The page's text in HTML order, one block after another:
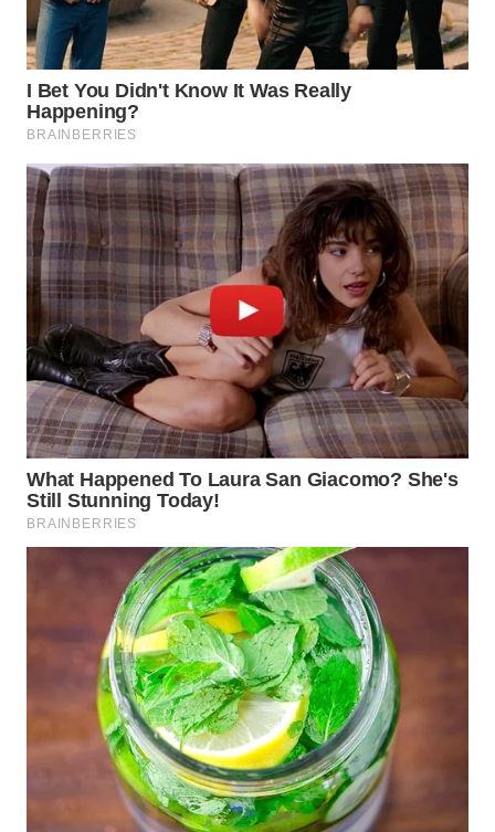
SIMALUNGUN
WN
WN
TAPANULI
TENGAH
WN DELI
SERDANG
WN
TEBING
TINGGI
WN
PAKPAK
KARAWANG
BEKASI